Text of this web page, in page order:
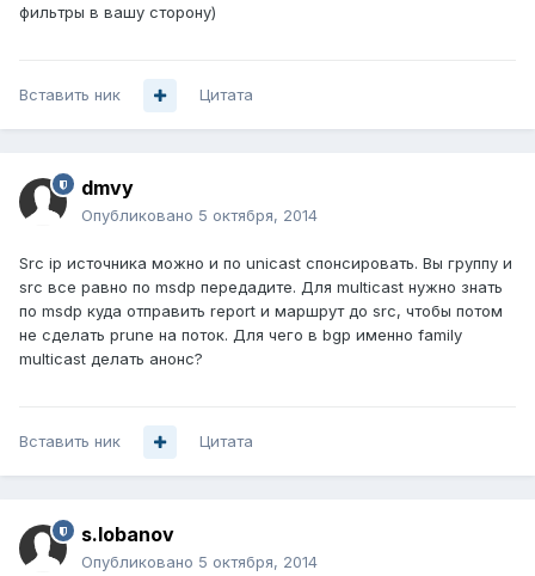
фильтры в вашу сторону)
Вставить ник Цитата
dmvy
Опубликовано 5 октября, 2014
Src ip источника можно и по unicast спонсировать. Вы группу и
src все равно по msdp передадите. Для multicast нужно знать
по msdp куда отправить report и маршрут до src, чтобы потом
не сделать prune на поток. Для чего в bgp именно family
multicast делать анонс?
Вставить ник Цитата
s.lobanov
Опубликовано 5 октября, 2014